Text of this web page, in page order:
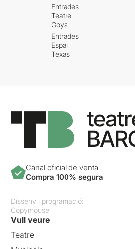
Entrades
Teatre
Goya
Entrades
Espai
Texas
Canal oficial de venta
Compra 100% segura
Disseny i programació:
Copymouse
Vull veure
Teatre